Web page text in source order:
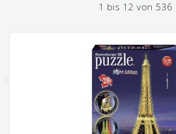
1 bis 12 von 536